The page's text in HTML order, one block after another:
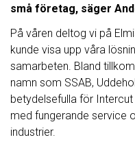
små företag, säger
På våren deltog vi på
kunde visa upp våra
samarbeten. Bland
namn som SSAB,
betydelsefulla för
med fungerande service
industrier.